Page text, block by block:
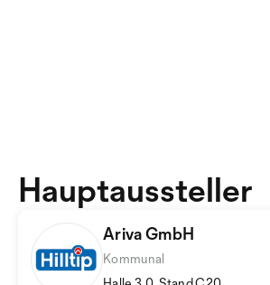
Ariva GmbH
Kommunal
Hauptaussteller